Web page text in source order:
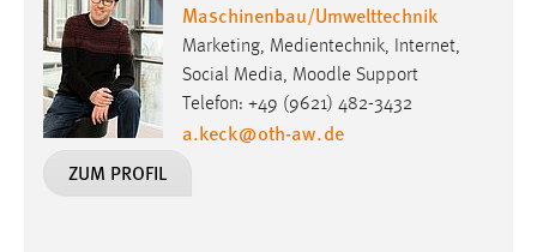
Maschinenbau/Umwelttechnik
Marketing, Medientechnik, Internet,
Social Media, Moodle Support
Telefon: +49 (9621) 482-3432
a.keck@oth-aw.de
ZUM PROFIL
Name:
MibewSessionID, MIBEW_UserID, mibew_locale, mibew-
chat-frame-style-5e9dbeb1811c0446
Zweck:
Wird benötigt um die Chatfunktion nutzen zu können.
Cookie Laufzeit: